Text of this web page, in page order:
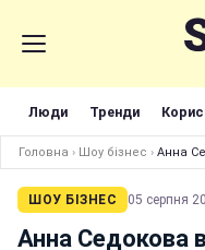
Люди Тренди
Головна › Шоу бізнес › Анна
ШОУ БІЗНЕС 05 серпня
Анна Седокова